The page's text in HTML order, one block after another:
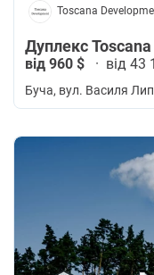
Toscana
Дуплекс
від 960 $ · від 43
Буча, вул. Василя